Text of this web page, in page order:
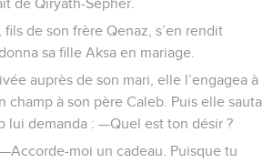
de Qiryath-Sépher.
de son frère Qenaz, s’en rendit
sa fille Aksa en mariage.
auprès de son mari, elle l’engagea à
champ à son père Caleb. Puis elle sauta
lui demanda : —Quel est ton désir ?
moi un cadeau. Puisque tu